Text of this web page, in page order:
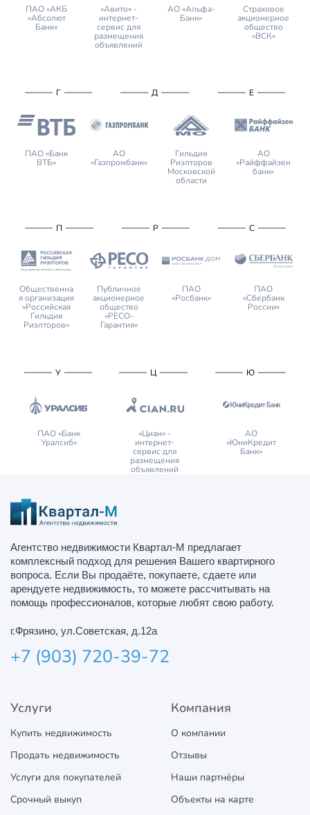
ПАО «АКБ
«Абсолют
Банк»
«Авито» -
интернет-
сервис для
размещения
объявлений
АО «Альфа-
Банк»
Страховое
акционерное
общество
«ВСК»
Г Д Е
ПАО «Банк
ВТБ»
АО
«Газпромбанк»
Гильдия
Риэлторов
Московской
области
АО
«Райффайзен
банк»
П Р С
Общественна
я организация
«Российская
Гильдия
Риэлторов»
Публичное
акционерное
общество
«РЕСО-
Гарантия»
ПАО
«Росбанк»
ПАО
«Сбербанк
России»
У Ц Ю
ПАО «Банк
Уралсиб»
«Циан» -
интернет-
сервис для
размещения
объявлений
АО
«ЮниКредит
Банк»
Агентство недвижимости Квартал-М предлагает
комплексный подход для решения Вашего квартирного
вопроса. Если Вы продаёте, покупаете, сдаете или
арендуете недвижимость, то можете рассчитывать на
помощь профессионалов, которые любят свою работу.
г.Фрязино, ул.Советская, д.12а
+7 (903) 720-39-72
Услуги
Купить недвижимость
Продать недвижимость
Услуги для покупателей
Срочный выкуп
Компания
О компании
Отзывы
Наши партнёры
Объекты на карте